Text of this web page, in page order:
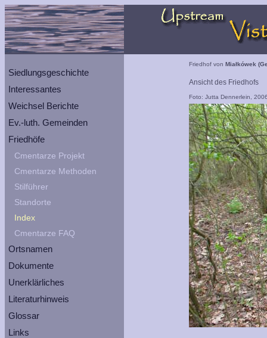
Siedlungsgeschichte
Interessantes
Weichsel Berichte
Ev.-luth. Gemeinden
Friedhöfe
Cmentarze Projekt
Cmentarze Methoden
Stilführer
Standorte
Index
Cmentarze FAQ
Ortsnamen
Dokumente
Unerklärliches
Literaturhinweis
Glossar
Links
Friedhof von Miałkówek
Ansicht des Friedhofs
Foto: Jutta Dennerlein,